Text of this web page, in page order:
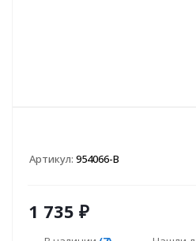
Артикул: 954066-B
1 735 ₽